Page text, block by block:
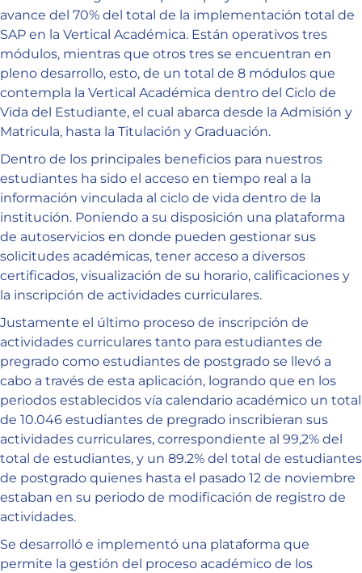
avance del 70% del total de la implementación total de
SAP en la Vertical Académica. Están operativos tres
módulos, mientras que otros tres se encuentran en
pleno desarrollo, esto, de un total de 8 módulos que
contempla la Vertical Académica dentro del Ciclo de
Vida del Estudiante, el cual abarca desde la Admisión y
Matricula, hasta la Titulación y Graduación.
Dentro de los principales beneficios para nuestros
estudiantes ha sido el acceso en tiempo real a la
información vinculada al ciclo de vida dentro de la
institución. Poniendo a su disposición una plataforma
de autoservicios en donde pueden gestionar sus
solicitudes académicas, tener acceso a diversos
certificados, visualización de su horario, calificaciones y
la inscripción de actividades curriculares.
Justamente el último proceso de inscripción de
actividades curriculares tanto para estudiantes de
pregrado como estudiantes de postgrado se llevó a
cabo a través de esta aplicación, logrando que en los
periodos establecidos vía calendario académico un total
de 10.046 estudiantes de pregrado inscribieran sus
actividades curriculares, correspondiente al 99,2% del
total de estudiantes, y un 89.2% del total de estudiantes
de postgrado quienes hasta el pasado 12 de noviembre
estaban en su periodo de modificación de registro de
actividades.
Se desarrolló e implementó una plataforma que
permite la gestión del proceso académico de los